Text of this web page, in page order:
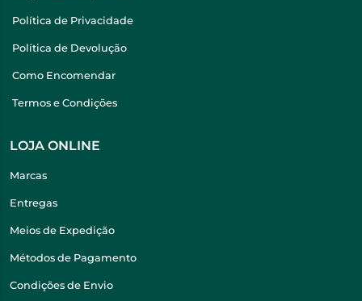
Política de Privacidade
Política de Devolução
Como Encomendar
Termos e Condições
LOJA ONLINE
Marcas
Entregas
Meios de Expedição
Métodos de Pagamento
Condições de Envio